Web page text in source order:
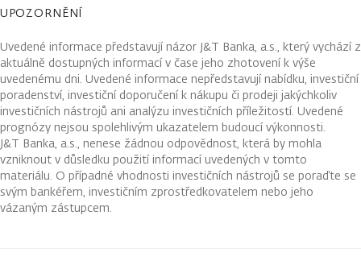
UPOZORNĚNÍ
Uvedené informace představují názor J&T Banka, a.s., který vychází z
aktuálně dostupných informací v čase jeho zhotovení k výše
uvedenému dni. Uvedené informace nepředstavují nabídku, investiční
poradenství, investiční doporučení k nákupu či prodeji jakýchkoliv
investičních nástrojů ani analýzu investičních příležitostí. Uvedené
prognózy nejsou spolehlivým ukazatelem budoucí výkonnosti.
J&T Banka, a.s., nenese žádnou odpovědnost, která by mohla
vzniknout v důsledku použití informací uvedených v tomto
materiálu. O případné vhodnosti investičních nástrojů se poraďte se
svým bankéřem, investičním zprostředkovatelem nebo jeho
vázaným zástupcem.